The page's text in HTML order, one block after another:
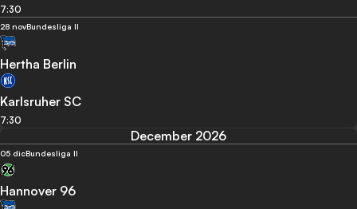
7:30
28 novBundesliga II
Hertha Berlin
Karlsruher SC
7:30
December 2026
05 dicBundesliga II
Hannover 96